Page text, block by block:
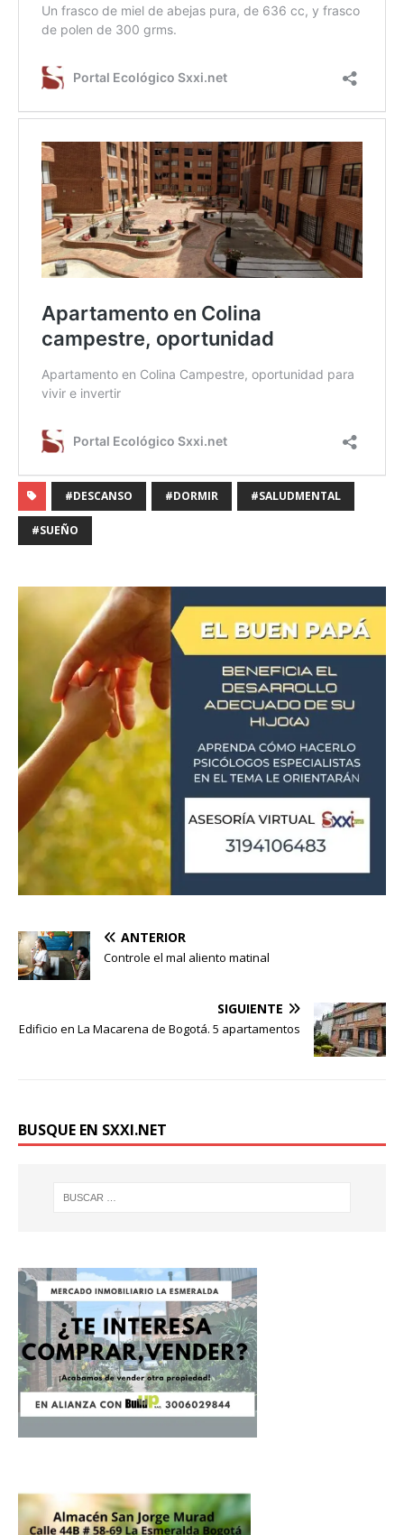
#DESCANSO #DORMIR #SALUDMENTAL
#SUEÑO
ANTERIOR
Controle el mal aliento matinal
SIGUIENTE
Edificio en La Macarena de Bogotá. 5 apartamentos
BUSQUE EN SXXI.NET